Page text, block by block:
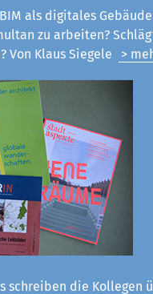
BIM als digitales
zu arbeiten?
Von Klaus Siegele
>
schreiben die Kollegen